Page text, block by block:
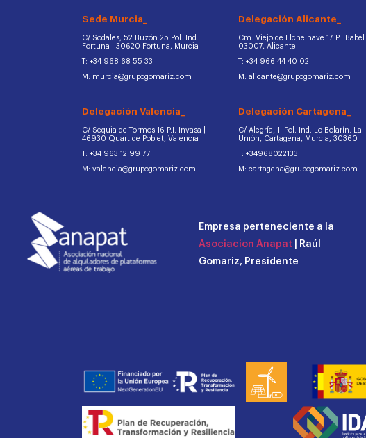
Sede Murcia_
C/ Sodales, 52 Buzón 25 Pol. Ind.
Fortuna I 30620 Fortuna, Murcia
T: +34 968 68 55 33
M: murcia@grupogomariz.com
Delegación Valencia_
C/ Sequia de Tormos 16 P.I. Invasa |
46930 Quart de Poblet, Valencia
T: +34 963 12 99 77
M: valencia@grupogomariz.com
Delegación Alicante_
Cm. Viejo de Elche nave 17 P.I Babel |
03007, Alicante
T: +34 966 44 40 02
M: alicante@grupogomariz.com
Delegación Cartagena_
C/ Alegría, 1. Pol. Ind. Lo Bolarín. La
Unión, Cartagena, Murcia, 30360
T: +34968022133
M: cartagena@grupogomariz.com
Empresa perteneciente a la
Asociacion Anapat | Raúl
Gomariz, Presidente